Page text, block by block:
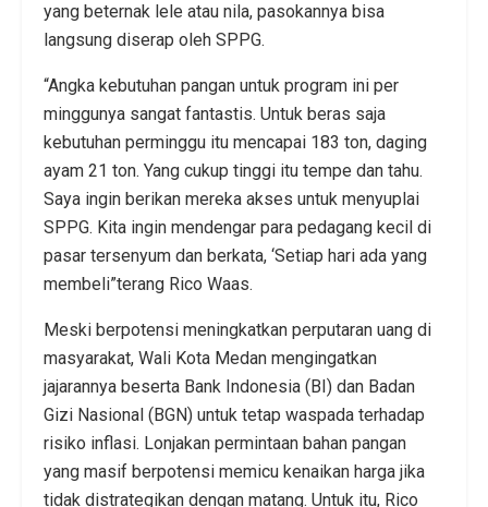
yang beternak lele atau nila, pasokannya bisa
langsung diserap oleh SPPG.
“Angka kebutuhan pangan untuk program ini per
minggunya sangat fantastis. Untuk beras saja
kebutuhan perminggu itu mencapai 183 ton, daging
ayam 21 ton. Yang cukup tinggi itu tempe dan tahu.
Saya ingin berikan mereka akses untuk menyuplai
SPPG. Kita ingin mendengar para pedagang kecil di
pasar tersenyum dan berkata, ‘Setiap hari ada yang
membeli”terang Rico Waas.
Meski berpotensi meningkatkan perputaran uang di
masyarakat, Wali Kota Medan mengingatkan
jajarannya beserta Bank Indonesia (BI) dan Badan
Gizi Nasional (BGN) untuk tetap waspada terhadap
risiko inflasi. Lonjakan permintaan bahan pangan
yang masif berpotensi memicu kenaikan harga jika
tidak distrategikan dengan matang. Untuk itu, Rico